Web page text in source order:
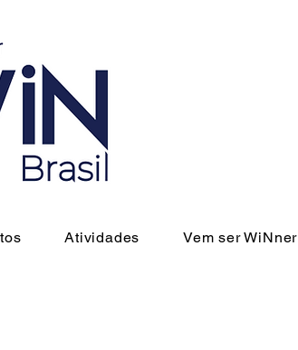
Atividades Vem ser WiNner